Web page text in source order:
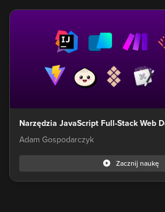
Narzędzia JavaScript Full-Stack Web
Adam Gospodarczyk
Zacznij naukę